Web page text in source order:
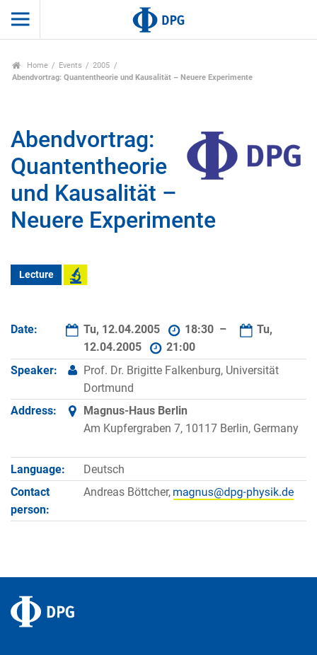
Home Events
2005
Abendvortrag: Quantentheorie und Kausalität – Neuere Experimente
Abendvortrag:
Quantentheorie
und Kausalität –
Neuere Experimente
Lecture
Date: Tu, 12.04.2005 18:30 –
Tu,
12.04.2005
21:00
Speaker:
Prof. Dr. Brigitte Falkenburg, Universität
Dortmund
Address:
Magnus-Haus Berlin
Am Kupfergraben 7, 10117 Berlin, Germany
Language:
Deutsch
Contact
person:
Andreas Böttcher,